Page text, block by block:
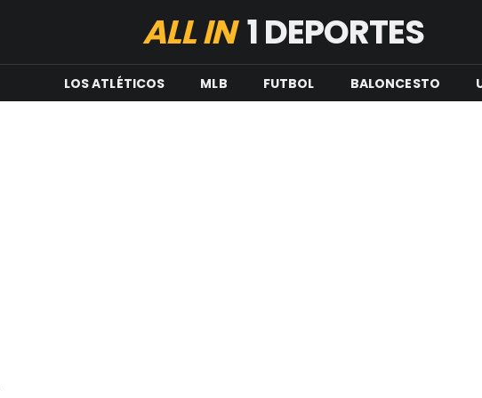
ALL IN1 DEPORTES
LOS ATLÉTICOS MLB FUTBOL BALONCESTO